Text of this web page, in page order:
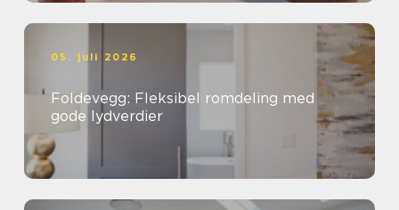
05. juli 2026
Foldevegg: Fleksibel romdeling med
gode lydverdier